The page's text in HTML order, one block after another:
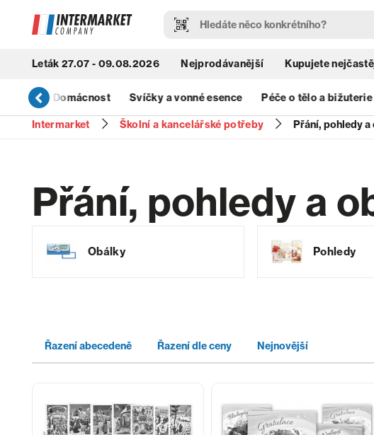
Leták 27.07 - 09.08.2026 Nejprodávanější Kupujete
Úklid Domácnost Svíčky a vonné esence Péče o tělo a bižuterie
Intermarket Školní a kancelářské potřeby Přání, pohledy a
Přání, pohledy a
Obálky Pohledy
Řazení abecedeně Řazení dle ceny Nejnovější